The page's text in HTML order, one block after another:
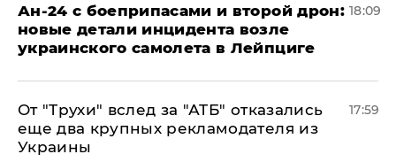
Ан-24 с боеприпасами и второй дрон:
новые детали инцидента возле
украинского самолета в Лейпциге
18:09
От "Трухи" вслед за "АТБ" отказались
еще два крупных рекламодателя из
Украины
17:59